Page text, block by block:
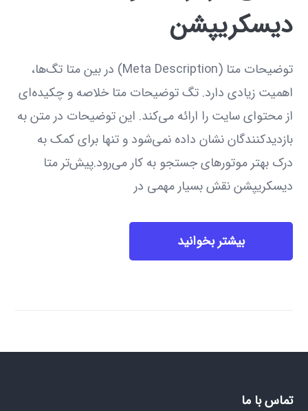
دیسکریپشن
توضیحات متا (Meta Description) در بین متا تگ‌ها،
اهمیت زیادی دارد. تگ توضیحات متا خلاصه و چکیده‌ای
از محتوای سایت را ارائه می‌کند. این توضیحات در متن به
بازدیدکنندگان نشان داده نمی‌شود و تنها برای کمک به
درک بهتر موتورهای جستجو به کار می‌رود.پیش‌تر متا
دیسکریپشن نقش بسیار مهمی در
بیشتر بخوانید
تماس با ما